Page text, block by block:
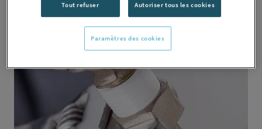
Tout refuser Autoriser tous les cookies
Paramètres des cookies